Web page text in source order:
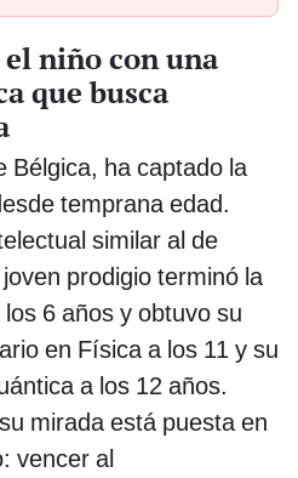
niño con una
que busca
Bélgica, ha captado la
temprana edad.
similar al de
prodigio terminó la
6 años y obtuvo su
en Física a los 11 y su
a los 12 años.
mirada está puesta en
vencer al